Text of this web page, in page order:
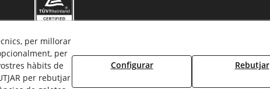
Productes certificats per
TÜV Rheinland
ISO 9001:2015
per millorar
per
hàbits de
per rebutjar
Configurar Rebutjar